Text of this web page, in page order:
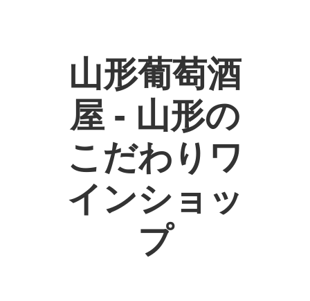
山形葡萄酒
屋 - 山形の
こだわりワ
インショッ
プ